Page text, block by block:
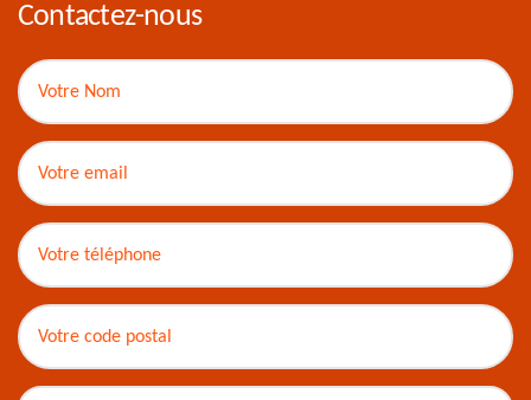
Contactez-nous